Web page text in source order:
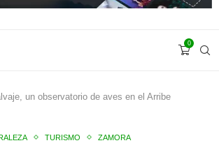
0
un observatorio de aves en el Arribe
TURISMO ZAMORA